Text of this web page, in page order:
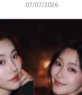
07/07/2026